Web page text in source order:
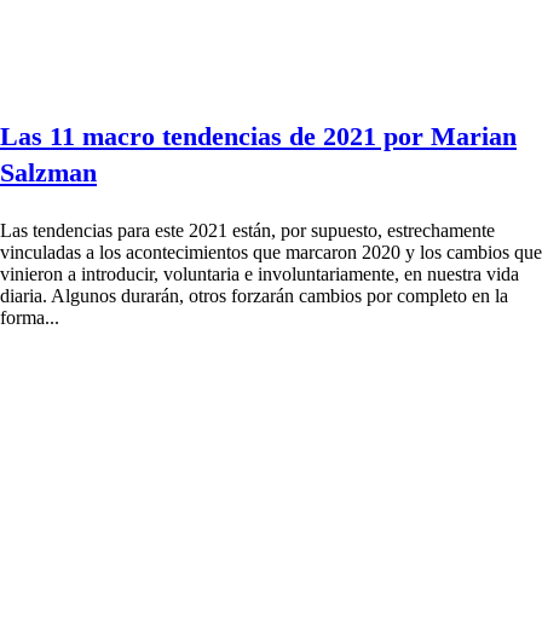
Las 11 macro tendencias de 2021 por Marian
Salzman
Las tendencias para este 2021 están, por supuesto, estrechamente
vinculadas a los acontecimientos que marcaron 2020 y los cambios que
vinieron a introducir, voluntaria e involuntariamente, en nuestra vida
diaria. Algunos durarán, otros forzarán cambios por completo en la
forma...